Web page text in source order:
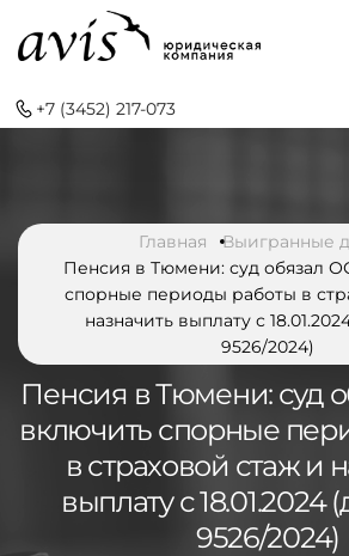
+7 (3452) 217-073
Главная
Выигранные
Пенсия в Тюмени: суд обязал
спорные периоды работы в
назначить выплату с
9526/2024)
Пенсия в Тюмени: суд
включить спорные
в страховой стаж и
выплату с
9526/2024)